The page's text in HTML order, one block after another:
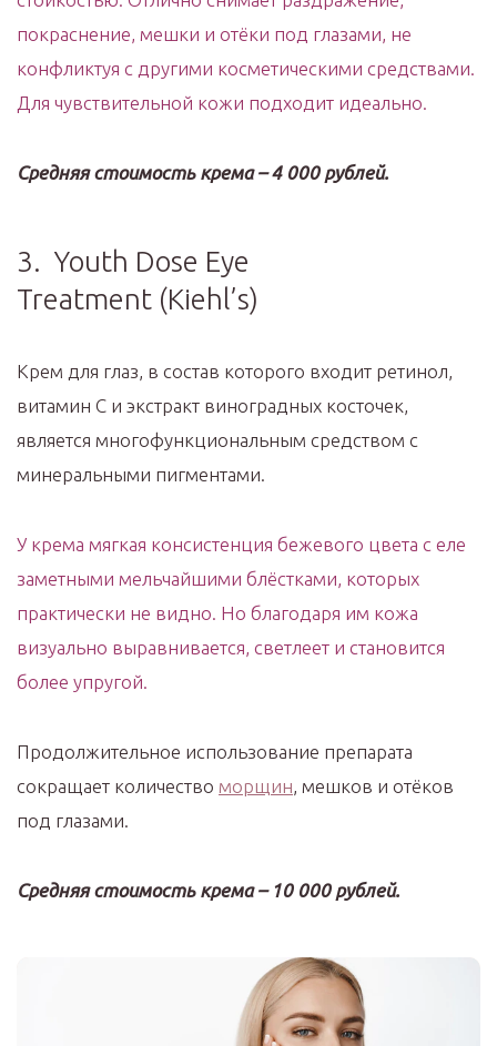
покраснение, мешки и отёки под глазами, не
конфликтуя с другими косметическими средствами.
Для чувствительной кожи подходит идеально.
Средняя стоимость крема – 4 000 рублей.
3. Youth Dose Eye
Treatment (Kiehl’s)
Крем для глаз, в состав которого входит ретинол,
витамин С и экстракт виноградных косточек,
является многофункциональным средством с
минеральными пигментами.
У крема мягкая консистенция бежевого цвета с еле
заметными мельчайшими блёстками, которых
практически не видно. Но благодаря им кожа
визуально выравнивается, светлеет и становится
более упругой.
Продолжительное использование препарата
сокращает количество морщин, мешков и отёков
под глазами.
Средняя стоимость крема – 10 000 рублей.